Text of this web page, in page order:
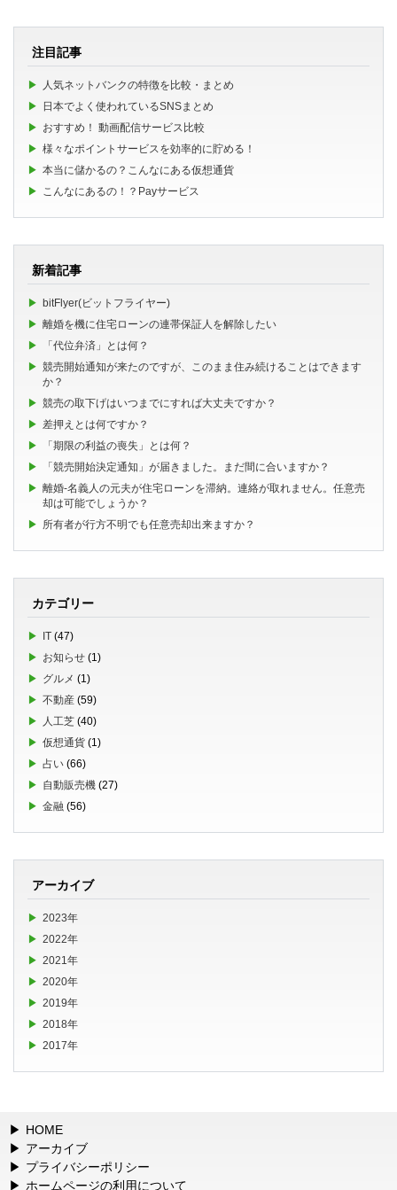
注目記事
人気ネットバンクの特徴を比較・まとめ
日本でよく使われているSNSまとめ
おすすめ！ 動画配信サービス比較
様々なポイントサービスを効率的に貯める！
本当に儲かるの？こんなにある仮想通貨
こんなにあるの！？Payサービス
新着記事
bitFlyer(ビットフライヤー)
離婚を機に住宅ローンの連帯保証人を解除したい
「代位弁済」とは何？
競売開始通知が来たのですが、このまま住み続けることはできます
か？
競売の取下げはいつまでにすれば大丈夫ですか？
差押えとは何ですか？
「期限の利益の喪失」とは何？
「競売開始決定通知」が届きました。まだ間に合いますか？
離婚-名義人の元夫が住宅ローンを滞納。連絡が取れません。任意売
却は可能でしょうか？
所有者が行方不明でも任意売却出来ますか？
カテゴリー
IT (47)
お知らせ (1)
グルメ (1)
不動産 (59)
人工芝 (40)
仮想通貨 (1)
占い (66)
自動販売機 (27)
金融 (56)
アーカイブ
2023年
2022年
2021年
2020年
2019年
2018年
2017年
HOME
アーカイブ
プライバシーポリシー
ホームページの利用について